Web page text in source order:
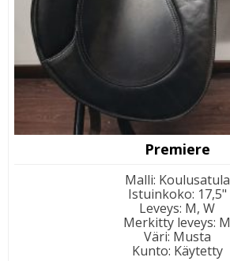
Premiere
Malli: Koulusatula
Istuinkoko: 17,5"
Leveys: M, W
Merkitty leveys: M
Väri: Musta
Kunto: Käytetty